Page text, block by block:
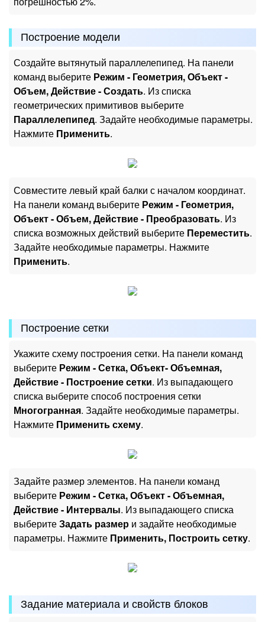
Построение модели
Создайте вытянутый параллелепипед. На панели
команд выберите Режим - Геометрия, Объект -
Объем, Действие - Создать. Из списка
геометрических примитивов выберите
Параллелепипед. Задайте необходимые параметры.
Нажмите Применить.
Совместите левый край балки с началом координат.
На панели команд выберите Режим - Геометрия,
Объект - Объем, Действие - Преобразовать. Из
списка возможных действий выберите Переместить.
Задайте необходимые параметры. Нажмите
Применить.
Построение сетки
Укажите схему построения сетки. На панели команд
выберите Режим - Сетка, Объект- Объемная,
Действие - Построение сетки. Из выпадающего
списка выберите способ построения сетки
Многогранная. Задайте необходимые параметры.
Нажмите Применить схему.
Задайте размер элементов. На панели команд
выберите Режим - Сетка, Объект - Объемная,
Действие - Интервалы. Из выпадающего списка
выберитеЗадать размер и задайте необходимые
параметры. Нажмите Применить, Построить сетку.
Задание материала и свойств блоков